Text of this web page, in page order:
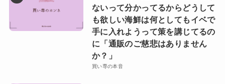
ないって分かってるからどうして
も欲しい海鮮は何としてもイベで
手に入れようって策を講じてるの
に「通販のご慈悲はありません
か？」
買い専の本音